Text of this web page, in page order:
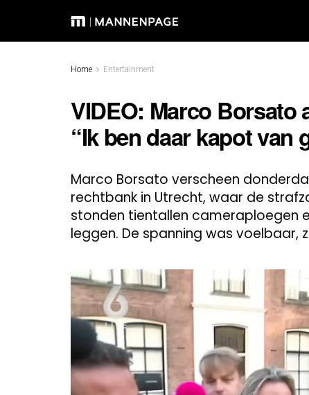
Home Entertainment
VIDEO: Marco Borsato
“Ik ben daar kapot van
Marco Borsato verscheen
rechtbank in Utrecht, waar de
stonden tientallen cameraploegen
leggen. De spanning was voelbaar,